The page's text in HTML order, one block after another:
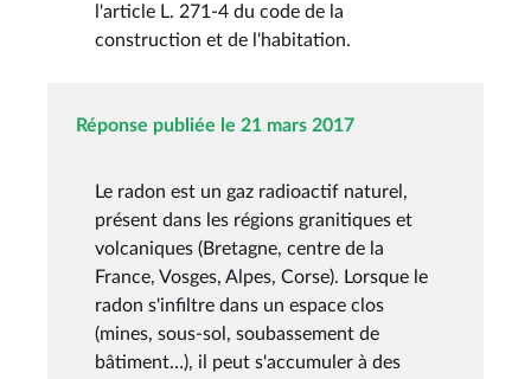
l'article L. 271-4 du code de la
construction et de l'habitation.
Réponse publiée le 21 mars 2017
Le radon est un gaz radioactif naturel,
présent dans les régions granitiques et
volcaniques (Bretagne, centre de la
France, Vosges, Alpes, Corse). Lorsque le
radon s'infiltre dans un espace clos
(mines, sous-sol, soubassement de
bâtiment…), il peut s'accumuler à des